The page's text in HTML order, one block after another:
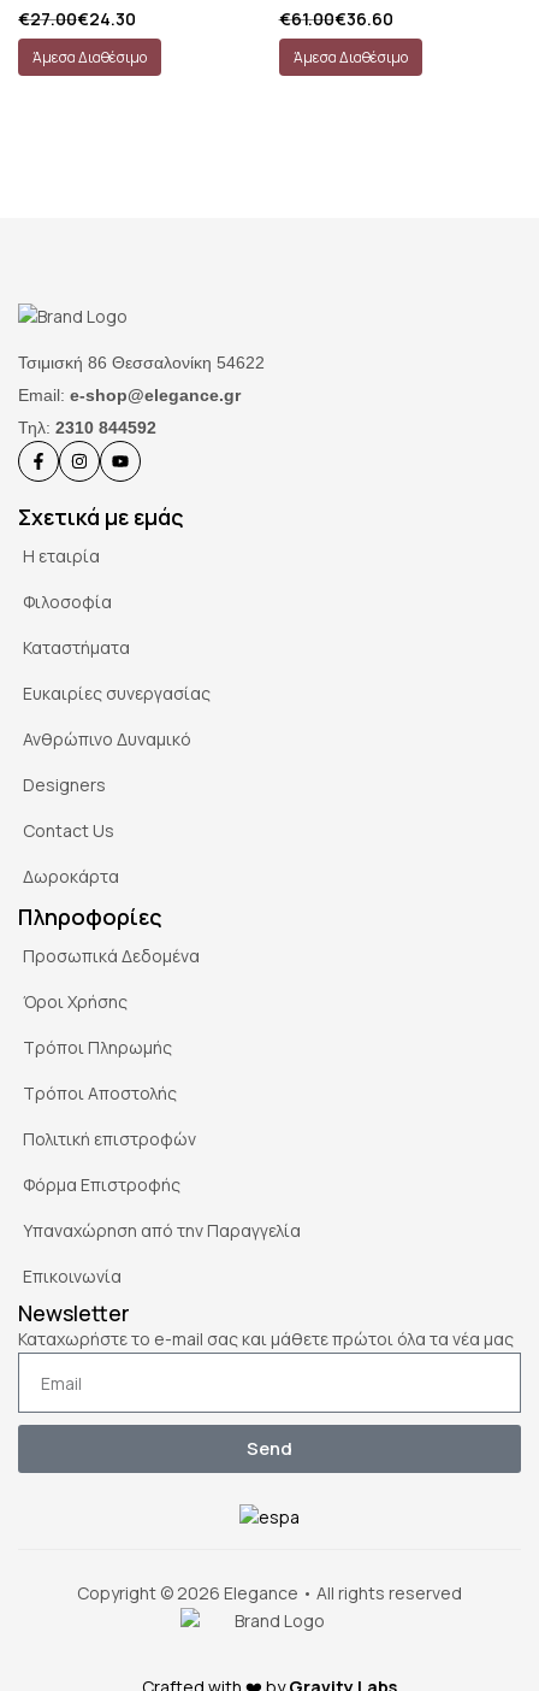
€27.00€24.30
Άμεσα Διαθέσιμο
€61.00€36.60
Άμεσα Διαθέσιμο
Τσιμισκή 86 Θεσσαλονίκη 54622
Email: e-shop@elegance.gr
Τηλ: 2310 844592
Σχετικά με εμάς
Η εταιρία
Φιλοσοφία
Καταστήματα
Ευκαιρίες συνεργασίας
Ανθρώπινο Δυναμικό
Designers
Contact Us
Δωροκάρτα
Πληροφορίες
Προσωπικά Δεδομένα
Όροι Χρήσης
Τρόποι Πληρωμής
Τρόποι Αποστολής
Πολιτική επιστροφών
Φόρμα Επιστροφής
Υπαναχώρηση από την Παραγγελία
Επικοινωνία
Newsletter
Καταχωρήστε το e-mail σας και μάθετε πρώτοι όλα τα νέα μας
Send
Copyright © 2026 Elegance • All rights reserved